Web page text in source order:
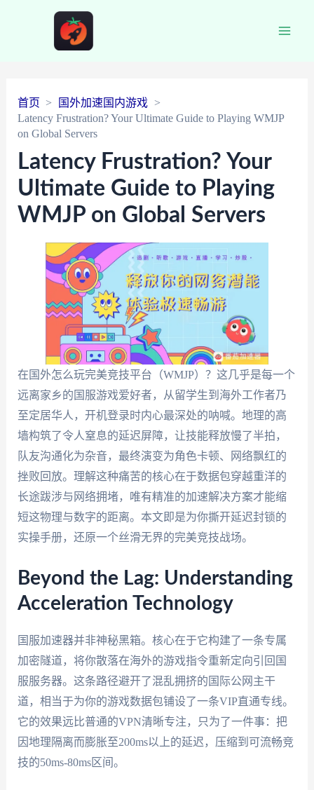
首页
国外加速国内游戏
Latency Frustration? Your Ultimate Guide to Playing WMJP
on Global Servers
Latency Frustration? Your
Ultimate Guide to Playing
WMJP on Global Servers
在国外怎么玩完美竞技平台（WMJP）？这几乎是每一个
远离家乡的国服游戏爱好者，从留学生到海外工作者乃
至定居华人，开机登录时内心最深处的呐喊。地理的高
墙构筑了令人窒息的延迟屏障，让技能释放慢了半拍，
队友沟通化为杂音，最终演变为角色卡顿、网络飘红的
挫败回放。理解这种痛苦的核心在于数据包穿越重洋的
长途跋涉与网络拥堵，唯有精准的加速解决方案才能缩
短这物理与数字的距离。本文即是为你撕开延迟封锁的
实操手册，还原一个丝滑无界的完美竞技战场。
Beyond the Lag: Understanding
Acceleration Technology
国服加速器并非神秘黑箱。核心在于它构建了一条专属
加密隧道，将你散落在海外的游戏指令重新定向引回国
服服务器。这条路径避开了混乱拥挤的国际公网主干
道，相当于为你的游戏数据包铺设了一条VIP直通专线。
它的效果远比普通的VPN清晰专注，只为了一件事：把
因地理隔离而膨胀至200ms以上的延迟，压缩到可流畅竞
技的50ms-80ms区间。